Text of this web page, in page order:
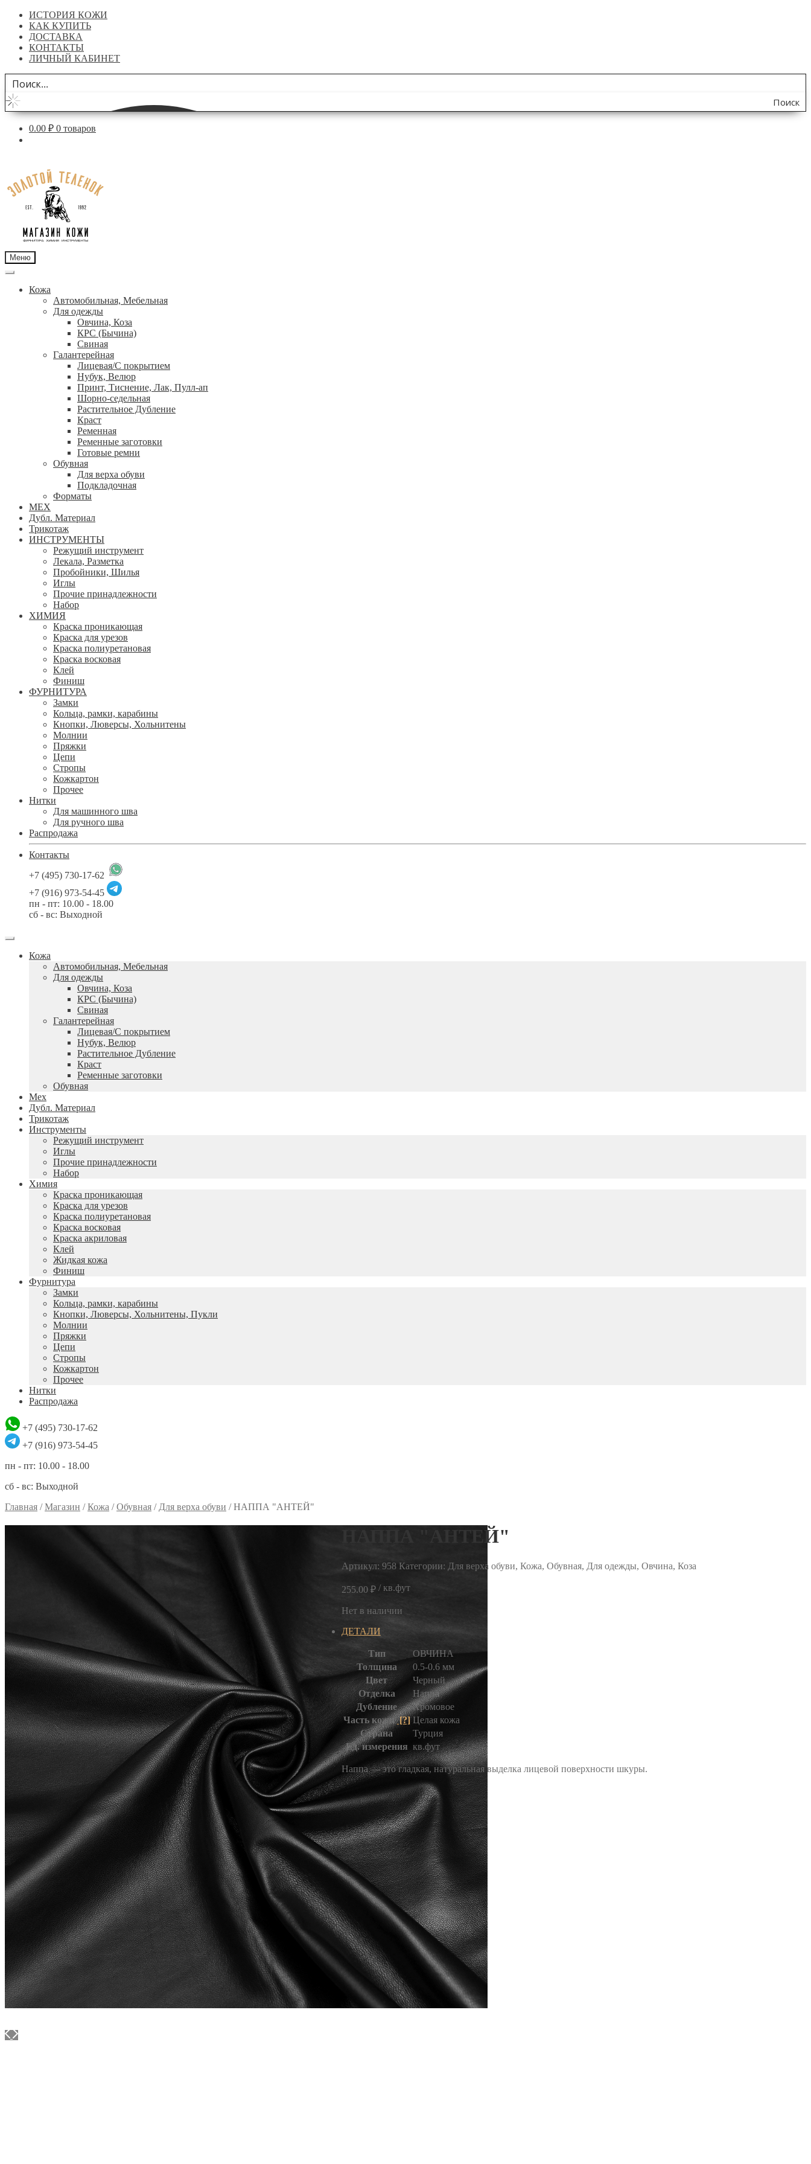
ИСТОРИЯ КОЖИ
КАК КУПИТЬ
ДОСТАВКА
КОНТАКТЫ
ЛИЧНЫЙ КАБИНЕТ
Поиск
по
0.00 ₽ 0 товаров
навигации
содержимому
Меню
Кожа
Автомобильная, Мебельная
Для одежды
Овчина, Коза
КРС (Бычина)
Свиная
Галантерейная
Лицевая/С покрытием
Нубук, Велюр
Принт, Тиснение, Лак, Пулл-ап
Шорно-седельная
Растительное Дубление
Краст
Ременная
Ременные заготовки
Готовые ремни
Обувная
Для верха обуви
Подкладочная
Форматы
МЕХ
Дубл. Материал
Трикотаж
ИНСТРУМЕНТЫ
Режущий инструмент
Лекала, Разметка
Пробойники, Шилья
Иглы
Прочие принадлежности
Набор
ХИМИЯ
Краска проникающая
Краска для урезов
Краска полиуретановая
Краска восковая
Клей
Финиш
ФУРНИТУРА
Замки
Кольца, рамки, карабины
Кнопки, Люверсы, Хольнитены
Молнии
Пряжки
Цепи
Стропы
Кожкартон
Прочее
Нитки
Для машинного шва
Для ручного шва
Распродажа
Контакты
+7 (495) 730-17-62
+7 (916) 973-54-45
пн - пт: 10.00 - 18.00
сб - вс: Выходной
Кожа
Автомобильная, Мебельная
Для одежды
Овчина, Коза
КРС (Бычина)
Свиная
Галантерейная
Лицевая/С покрытием
Нубук, Велюр
Растительное Дубление
Краст
Ременные заготовки
Обувная
Мех
Дубл. Материал
Трикотаж
Инструменты
Режущий инструмент
Иглы
Прочие принадлежности
Набор
Химия
Краска проникающая
Краска для урезов
Краска полиуретановая
Краска восковая
Краска акриловая
Клей
Жидкая кожа
Финиш
Фурнитура
Замки
Кольца, рамки, карабины
Кнопки, Люверсы, Хольнитены, Пукли
Молнии
Пряжки
Цепи
Стропы
Кожкартон
Прочее
Нитки
Распродажа
+7 (495) 730-17-62
+7 (916) 973-54-45
пн - пт: 10.00 - 18.00
сб - вс: Выходной
Главная /Магазин /Кожа /Обувная / Для верха обуви /НАППА "АНТЕЙ"
НАППА "АНТЕЙ"
Артикул: 958 Категории: Для верха обуви, Кожа, Обувная, Для одежды, Овчина, Коза
255.00 ₽/ кв.фут
Нет в наличии
ДЕТАЛИ
Тип
ОВЧИНА
Толщина
0.5-0.6 мм
Цвет
Черный
Отделка
Наппа
Дубление
Хромовое
Часть кожи[?] Целая кожа
Страна
Турция
Ед. измерения кв.фут
Наппа — это гладкая, натуральная выделка лицевой поверхности шкуры.